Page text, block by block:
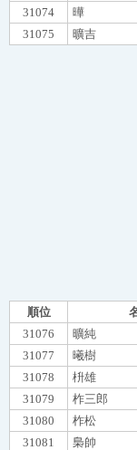
31074
曄
31075
曠吉
順位
31076
曠純
31077
曦樹
31078
枡雄
31079
柞三郎
31080
柞松
31081
梟帥